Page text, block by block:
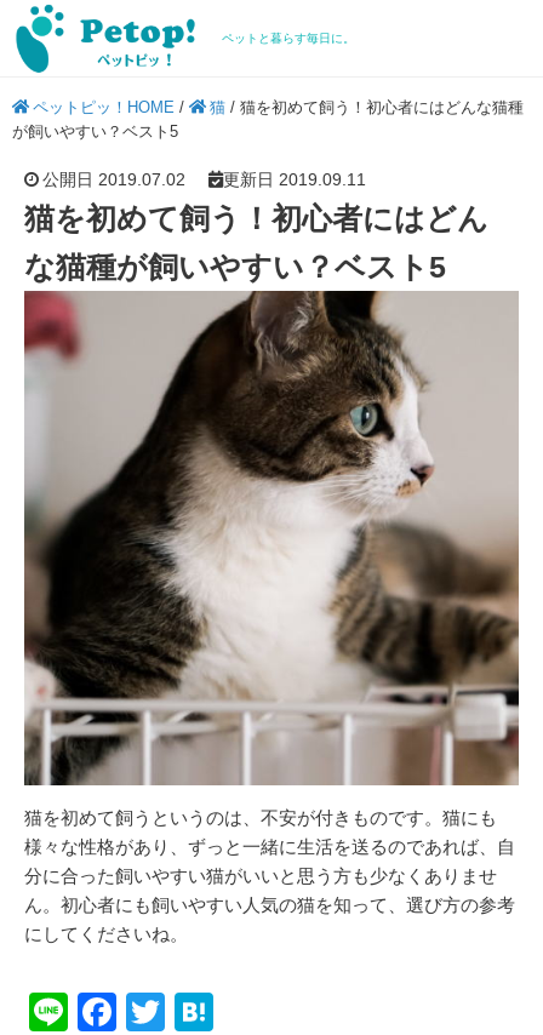
ペットと暮らす毎日に。
ペットピッ！HOME / 猫 / 猫を初めて飼う！初心者にはどんな猫種
が飼いやすい？ベスト5
公開日 2019.07.02 更新日 2019.09.11
猫を初めて飼う！初心者にはどん
な猫種が飼いやすい？ベスト5
猫を初めて飼うというのは、不安が付きものです。猫にも
様々な性格があり、ずっと一緒に生活を送るのであれば、自
分に合った飼いやすい猫がいいと思う方も少なくありませ
ん。初心者にも飼いやすい人気の猫を知って、選び方の参考
にしてくださいね。
Li
F
T